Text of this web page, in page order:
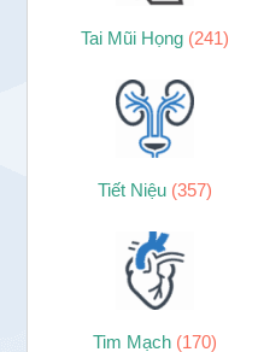
Tai Mũi Họng (241)
Tiết Niệu (357)
Tim Mạch (170)